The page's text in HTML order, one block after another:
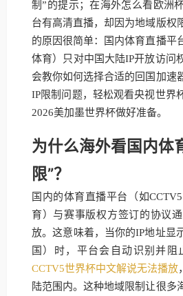
制”的提示；在海外怎么看欧洲
台有高清直播，却因为地域版权
的原因很简单：国内体育直播平
体育）只对中国大陆IP开放访问
会教你如何选择合适的回国加速
IP限制问题，轻松观看央视世界
2026美加墨世界杯做好准备。
为什么海外看国内体
限”？
国内的体育直播平台（如
育）与赛事版权方签订的协议
放。这意味着，当你的IP地址显
国）时，平台会自动识别并阻
CCTV5世界杯中文解说无法播放
陆范围内。这种地域限制让很多